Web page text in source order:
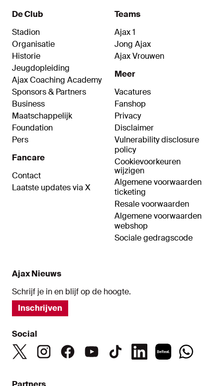
De Club
Stadion
Organisatie
Historie
Jeugdopleiding
Ajax Coaching Academy
Sponsors & Partners
Business
Maatschappelijk
Foundation
Pers
Fancare
Contact
Laatste updates via X
Teams
Ajax 1
Jong Ajax
Ajax Vrouwen
Meer
Vacatures
Fanshop
Privacy
Disclaimer
Vulnerability disclosure
policy
Cookievoorkeuren
wijzigen
Algemene voorwaarden
ticketing
Resale voorwaarden
Algemene voorwaarden
webshop
Sociale gedragscode
Ajax Nieuws
Schrijf je in en blijf op de hoogte.
Inschrijven
Social